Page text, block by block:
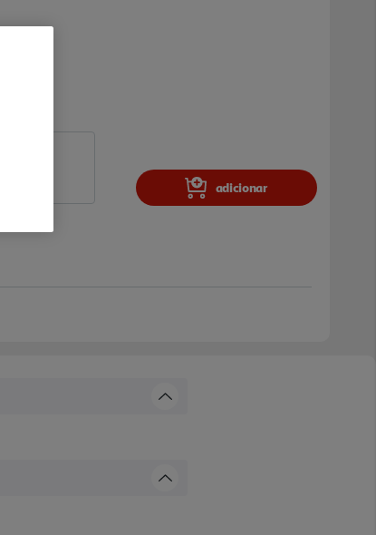
adicionar